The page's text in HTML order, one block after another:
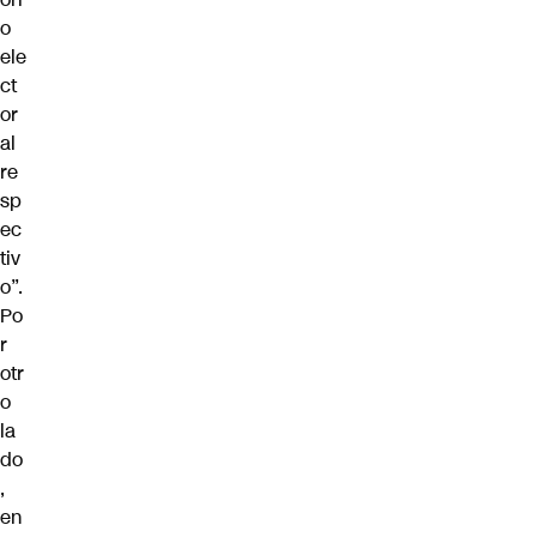
o
ele
ct
or
al
re
sp
ec
tiv
o”.
Po
r
otr
o
la
do
,
en